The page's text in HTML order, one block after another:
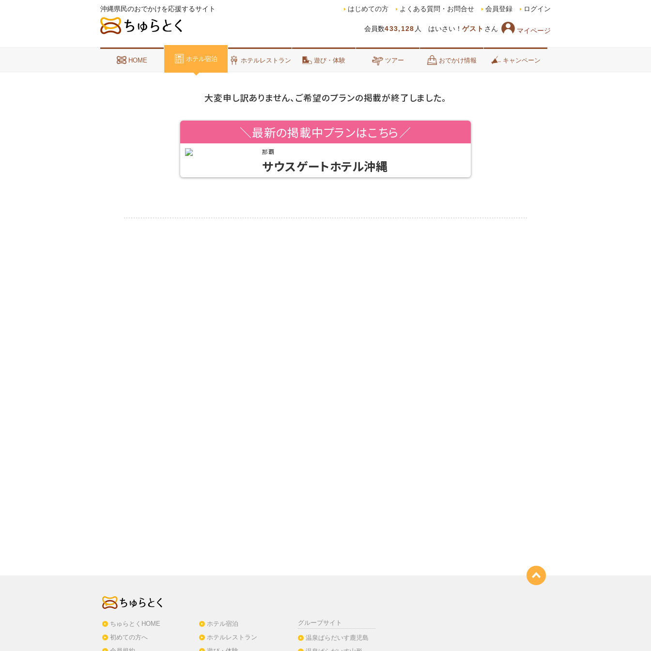
沖縄県民のおでかけを応援するサイト
会員数433,128 人 はいさい！ ゲスト さん マイページ
はじめての方 よくある質問・お問合せ 会員登録 ログイン
HOME ホテル宿泊 ホテルレストラン 遊び・体験 ツアー おでかけ情報 キャンペーン
大変申し訳ありません、ご希望のプランの掲載が終了しました。
＼最新の掲載中プランはこちら／
那覇
サウスゲートホテル沖縄
ちゅらとくHOME
初めての方へ
ホテル宿泊
ホテルレストラン
グループサイト
温泉ぱらだいす鹿児島